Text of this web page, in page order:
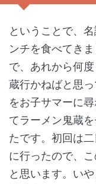
ということで、
ンチを食べてき
で、あれから何
蔵行かねばと思
をお子サマーに
てラーメン鬼蔵
たです。初回は
に行ったので、
と思います。い